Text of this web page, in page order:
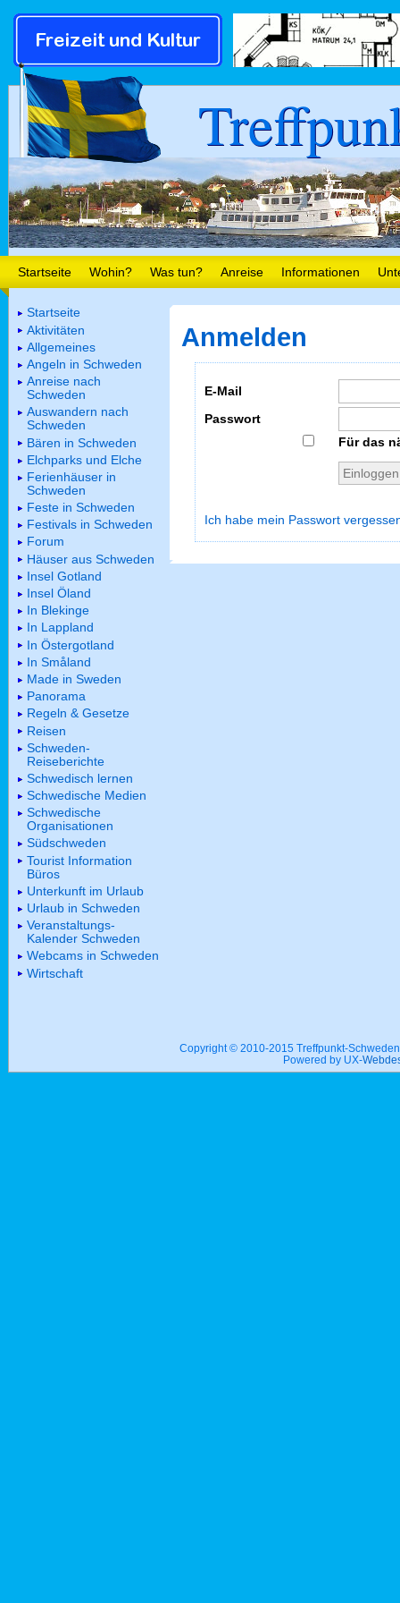
Startseite Wohin? Was tun? Anreise Informationen
Anmelden
E-Mail
Passwort
Für das
Ich habe mein Passwort
Startseite
Aktivitäten
Allgemeines
Angeln in Schweden
Anreise nach
Schweden
Auswandern nach
Schweden
Bären in Schweden
Elchparks und Elche
Ferienhäuser in
Schweden
Feste in Schweden
Festivals in Schweden
Forum
Häuser aus Schweden
Insel Gotland
Insel Öland
In Blekinge
In Lappland
In Östergotland
In Småland
Made in Sweden
Panorama
Regeln & Gesetze
Reisen
Schweden-
Reiseberichte
Schwedisch lernen
Schwedische Medien
Schwedische
Organisationen
Südschweden
Tourist Information
Büros
Unterkunft im Urlaub
Urlaub in Schweden
Veranstaltungs-
Kalender Schweden
Webcams in Schweden
Wirtschaft
Copyright © 2010-2015 Treffpunkt-
Powered by UX-